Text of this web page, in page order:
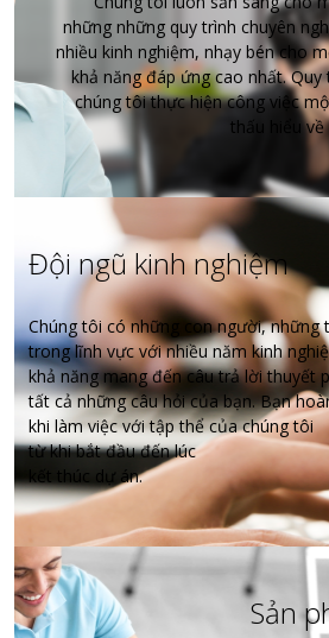
những những quy trình chuyên
nhiều kinh nghiệm, nhạy bén cho
khả năng đáp ứng cao nhất.
chúng tôi thực hiện công việc
thấu hiểu
Đội ngũ kinh nghiệm
Chúng tôi có những con người, những
trong lĩnh vực với nhiều năm kinh
khả năng mang đến câu trả lời thuyết
tất cả những câu hỏi của bạn. Bạn
khi làm việc với tập thể của chúng tôi
từ khi bắt đầu đến lúc
kết thúc dự án.
Sản